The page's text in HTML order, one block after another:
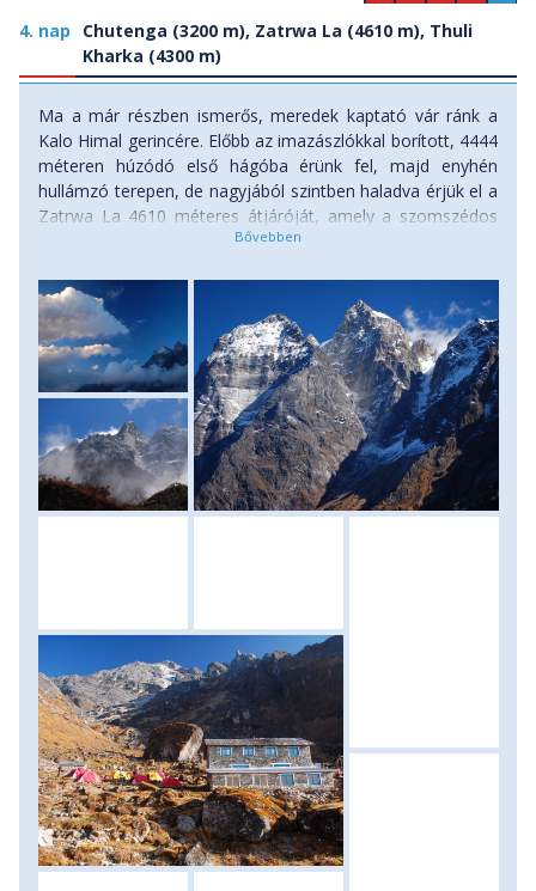
4. nap
Chutenga (3200 m), Zatrwa La (4610 m), Thuli
Kharka (4300 m)
Ma a már részben ismerős, meredek kaptató vár ránk a
Kalo Himal gerincére. Előbb az imazászlókkal borított, 4444
méteren húzódó első hágóba érünk fel, majd enyhén
hullámzó terepen, de nagyjából szintben haladva érjük el a
Zatrwa La 4610 méteres átjáróját, amely a szomszédos
Hinku völgybe vezet. A kilátás innen is pazar. A hágóból
hatalmas sziklatömbök lábánál kialakított táborhelyet, Thuli
Kharka mellett. (menetidő: 7-8 óra, szint: 1100 méter felfelé
/ 400 méter lefelé) Szállás: menedékház.